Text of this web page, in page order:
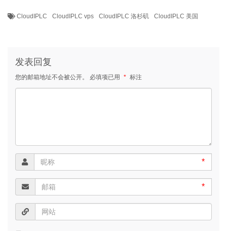
CloudIPLC CloudIPLC vps CloudIPLC 洛杉矶 CloudIPLC 美国
发表回复
您的邮箱地址不会被公开。 必填项已用 * 标注
*
*